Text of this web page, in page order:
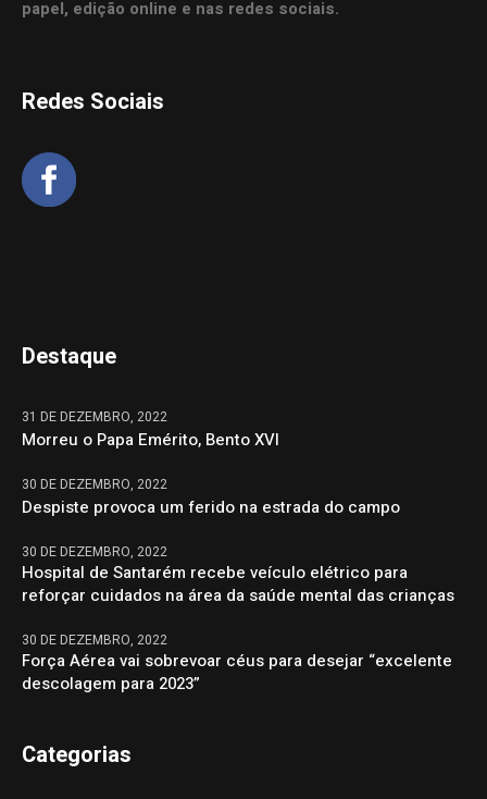
papel, edição online e nas redes sociais.
Redes Sociais
Destaque
31 DE DEZEMBRO, 2022
Morreu o Papa Emérito, Bento XVI
30 DE DEZEMBRO, 2022
Despiste provoca um ferido na estrada do campo
30 DE DEZEMBRO, 2022
Hospital de Santarém recebe veículo elétrico para
reforçar cuidados na área da saúde mental das crianças
30 DE DEZEMBRO, 2022
Força Aérea vai sobrevoar céus para desejar “excelente
descolagem para 2023”
Categorias